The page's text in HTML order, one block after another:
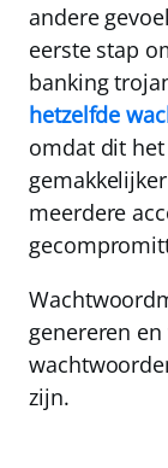
andere
eerste stap
banking
hetzelfde
omdat dit
meerdere
genereren
zijn.